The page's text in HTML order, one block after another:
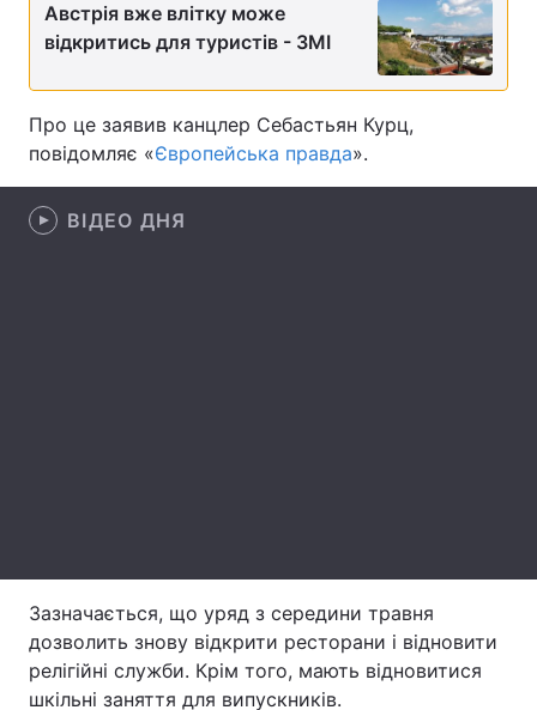
Спорт
Зброя Інциденти
Здоров'я Туризм
Цікавинки
Послуги
Австрія вже влітку може
відкритись для туристів - ЗМІ
Про це заявив канцлер Себастьян Курц,
повідомляє «Європейська правда».
ВІДЕО ДНЯ
Зазначається, що уряд з середини травня
дозволить знову відкрити ресторани і відновити
релігійні служби. Крім того, мають відновитися
шкільні заняття для випускників.